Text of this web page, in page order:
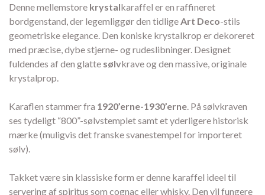
Denne mellemstore krystalkaraffel er en raffineret
bordgenstand, der legemliggør den tidligeArt Deco-stils
geometriske elegance. Den koniske krystalkrop er dekoreret
med præcise, dybe stjerne- og rudeslibninger. Designet
fuldendes af den glatte sølvkrave og den massive, originale
krystalprop.
Karaflen stammer fra 1920’erne-1930’erne. På sølvkraven
ses tydeligt “800”-sølvstemplet samt et yderligere historisk
mærke (muligvis det franske svanestempel for importeret
sølv).
Takket være sin klassiske form er denne karaffel ideel til
servering af spiritus som cognac eller whisky. Den vil fungere